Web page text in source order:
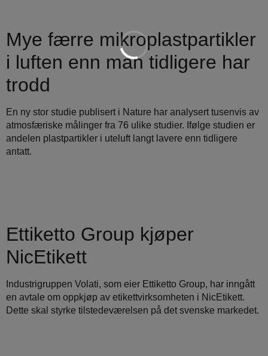
Mye færre mikroplastpartikler
i luften enn man tidligere har
trodd
En ny stor studie publisert i Nature har analysert tusenvis av
atmosfæriske målinger fra 76 ulike studier. Ifølge studien er
andelen plastpartikler i uteluft langt lavere enn tidligere
antatt.
Ettiketto Group kjøper
NicEtikett
Industrigruppen Volati, som eier Ettiketto Group, har inngått
en avtale om oppkjøp av etikettvirksomheten i NicEtikett.
Dette skal styrke tilstedeværelsen på det svenske markedet.